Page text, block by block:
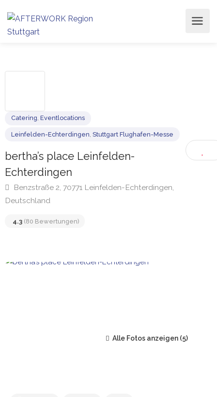
Stuttgart Flughafen-Messe
bertha’s place Leinfelden-
Echterdingen
Benzstraße 2, 70771 Leinfelden-Echterdingen,
Deutschland
Alle Fotos anzeigen